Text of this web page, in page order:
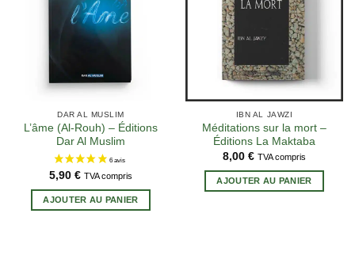
DAR AL MUSLIM
L’âme (Al-Rouh) – Éditions
Dar Al Muslim
5,90 € TVA compris
AJOUTER AU PANIER
IBN AL JAWZI
Méditations sur la mort –
Éditions La Maktaba
8,00 € TVA compris
AJOUTER AU PANIER